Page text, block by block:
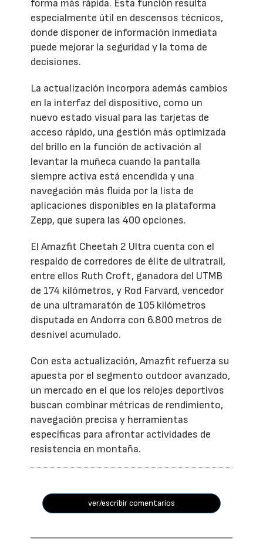
forma más rápida. Esta función resulta
especialmente útil en descensos técnicos,
donde disponer de información inmediata
puede mejorar la seguridad y la toma de
decisiones.
La actualización incorpora además cambios
en la interfaz del dispositivo, como un
nuevo estado visual para las tarjetas de
acceso rápido, una gestión más optimizada
del brillo en la función de activación al
levantar la muñeca cuando la pantalla
siempre activa está encendida y una
navegación más fluida por la lista de
aplicaciones disponibles en la plataforma
Zepp, que supera las 400 opciones.
El Amazfit Cheetah 2 Ultra cuenta con el
respaldo de corredores de élite de ultratrail,
entre ellos Ruth Croft, ganadora del UTMB
de 174 kilómetros, y Rod Farvard, vencedor
de una ultramaratón de 105 kilómetros
disputada en Andorra con 6.800 metros de
desnivel acumulado.
Con esta actualización, Amazfit refuerza su
apuesta por el segmento outdoor avanzado,
un mercado en el que los relojes deportivos
buscan combinar métricas de rendimiento,
navegación precisa y herramientas
específicas para afrontar actividades de
resistencia en montaña.
ver/escribir comentarios